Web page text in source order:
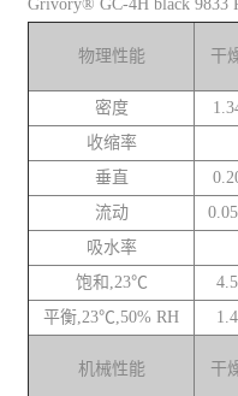
Grivory® GC-4H black 9833
物理性能 干
密度
收缩率
垂直
流动
吸水率
饱和,23℃ 4.5
平衡,23℃,50% RH
1.4
机械性能 干